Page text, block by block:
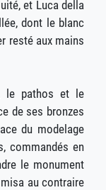
et Luca della
dont le blanc
resté aux mains
le pathos et le
de ses bronzes
du modelage
commandés en
le monument
au contraire